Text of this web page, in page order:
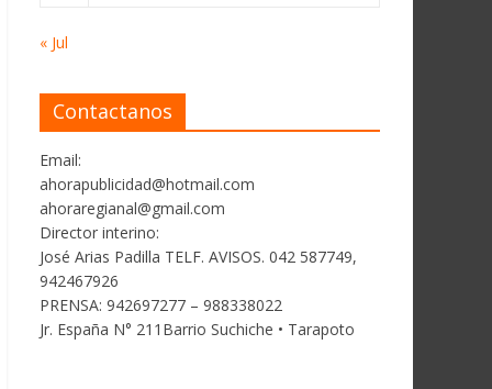
« Jul
Contactanos
Email:
ahorapublicidad@hotmail.com
ahoraregianal@gmail.com
Director interino:
José Arias Padilla TELF. AVISOS. 042 587749,
942467926
PRENSA: 942697277 – 988338022
Jr. España N° 211Barrio Suchiche • Tarapoto